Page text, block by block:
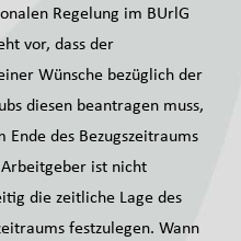
Regelung im BUrlG
vor, dass der
Wünsche bezüglich der
diesen beantragen muss,
des Bezugszeitraums
ist nicht
die zeitliche Lage des
festzulegen. Wann